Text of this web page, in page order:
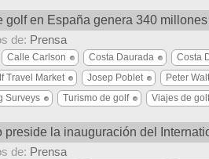
golf en España genera 340
de: Prensa
Calle Carlson Costa Daurada Costa
Travel Market
Josep Poblet Peter
Surveys
Turismo de golf Viajes de golf
preside la inauguración del
de: Prensa